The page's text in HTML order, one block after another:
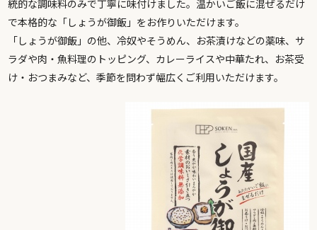
統的な調味料のみで丁寧に味付けました。温かいご飯に混ぜるだけ
で本格的な「しょうが御飯」をお作りいただけます。
「しょうが御飯」の他、冷奴やそうめん、お茶漬けなどの薬味、サ
ラダや肉・魚料理のトッピング、カレーライスや中華たれ、お茶受
け・おつまみなど、季節を問わず幅広くご利用いただけます。